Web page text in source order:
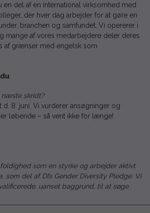
en del af en international virksomhed med
der hver dag arbejder for at gøre en
branchen og samfundet. Vi opererer i
mange af vores medarbejdere deler deres
af grænser med engelsk som
næste skridt?
d. 8. juni. Vi vurderer ansøgninger og
løbende – så vent ikke for længe!
som en styrke og arbejder aktivt
som del af DI’s Gender Diversity Pledge. Vi
uanset baggrund, til at søge